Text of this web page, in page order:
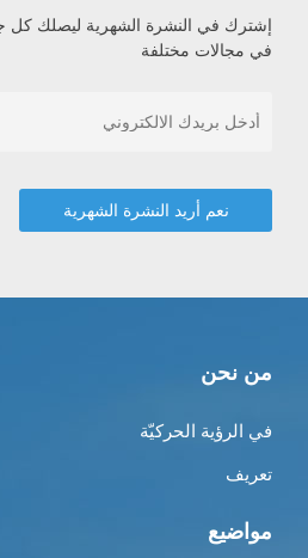
إشترك في النشرة الشهرية ليصلك كل
في مجالات مختلفة
من نحن
في الرؤية الحركيّة
تعريف
مواضيع